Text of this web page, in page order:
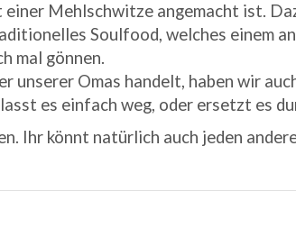
Mehlschwitze angemacht ist.
Soulfood, welches einem
mal gönnen.
unserer Omas handelt, haben wir
es einfach weg, oder ersetzt es
Ihr könnt natürlich auch jeden